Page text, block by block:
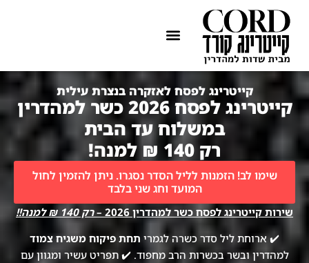
קייטרינג לפסח לאזקרה בנצרת עילית
קייטרינג לפסח 2026 כשר למהדרין
במשלוח עד הבית
רק 140 ₪ למנה!
שימו לב! הזמנות לליל הסדר נסגרו. ניתן להזמין לחול
המועד וחג שני בלבד
שירות קייטרינג לפסח כשר למהדרין 2026 –
רק 140 ₪ למנה!!
✔️ ארוחת ליל סדר כשרה לגמרי תחת פיקוח משגיח צמוד
למהדרין ובשר בכשרות הרב מחפוד. ✔️ תפריט עשיר ומגוון עם